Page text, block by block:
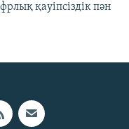
қауіпсіздік пән